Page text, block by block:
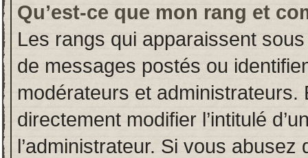
Qu’est-ce que mon rang et
Les rangs qui apparaissent
de messages postés ou
modérateurs et
directement modifier l’intitulé
l’administrateur. Si vous